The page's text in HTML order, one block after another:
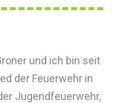
sich hier:
und ich bin seit
der Feuerwehr in
Jugendfeuerwehr,